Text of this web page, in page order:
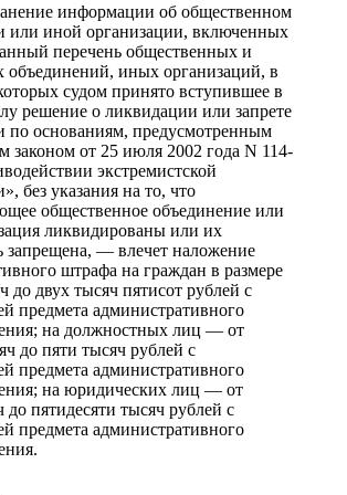
информации об общественном
или иной организации, включенных
перечень общественных и
объединений, иных организаций, в
судом принято вступившее в
решение о ликвидации или запрете
по основаниям, предусмотренным
законом от 25 июля 2002 года N 114-
экстремистской
без указания на то, что
общественное объединение или
ликвидированы или их
запрещена, — влечет наложение
штрафа на граждан в размере
до двух тысяч пятисот рублей с
предмета административного
на должностных лиц — от
до пяти тысяч рублей с
предмета административного
на юридических лиц — от
до пятидесяти тысяч рублей с
предмета административного